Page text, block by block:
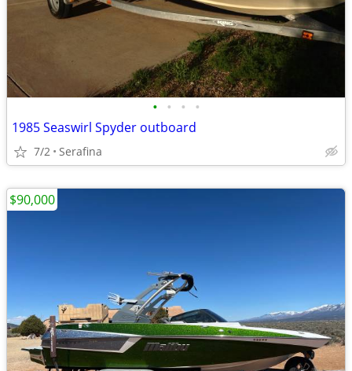
• • • •
1985 Seaswirl Spyder outboard
7/2 Serafina
$90,000